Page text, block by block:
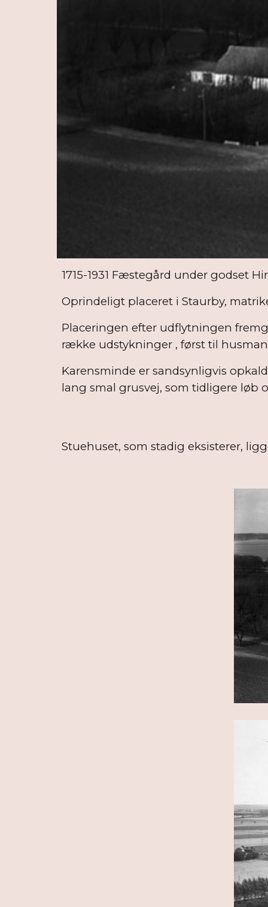
1715-1931 Fæstegård under godset
Oprindeligt placeret i Staurby,
Placeringen efter udflytningen
række udstykninger , først til
Karensminde er sandsynligvis
lang smal grusvej, som tidligere løb
Stuehuset, som stadig eksisterer,